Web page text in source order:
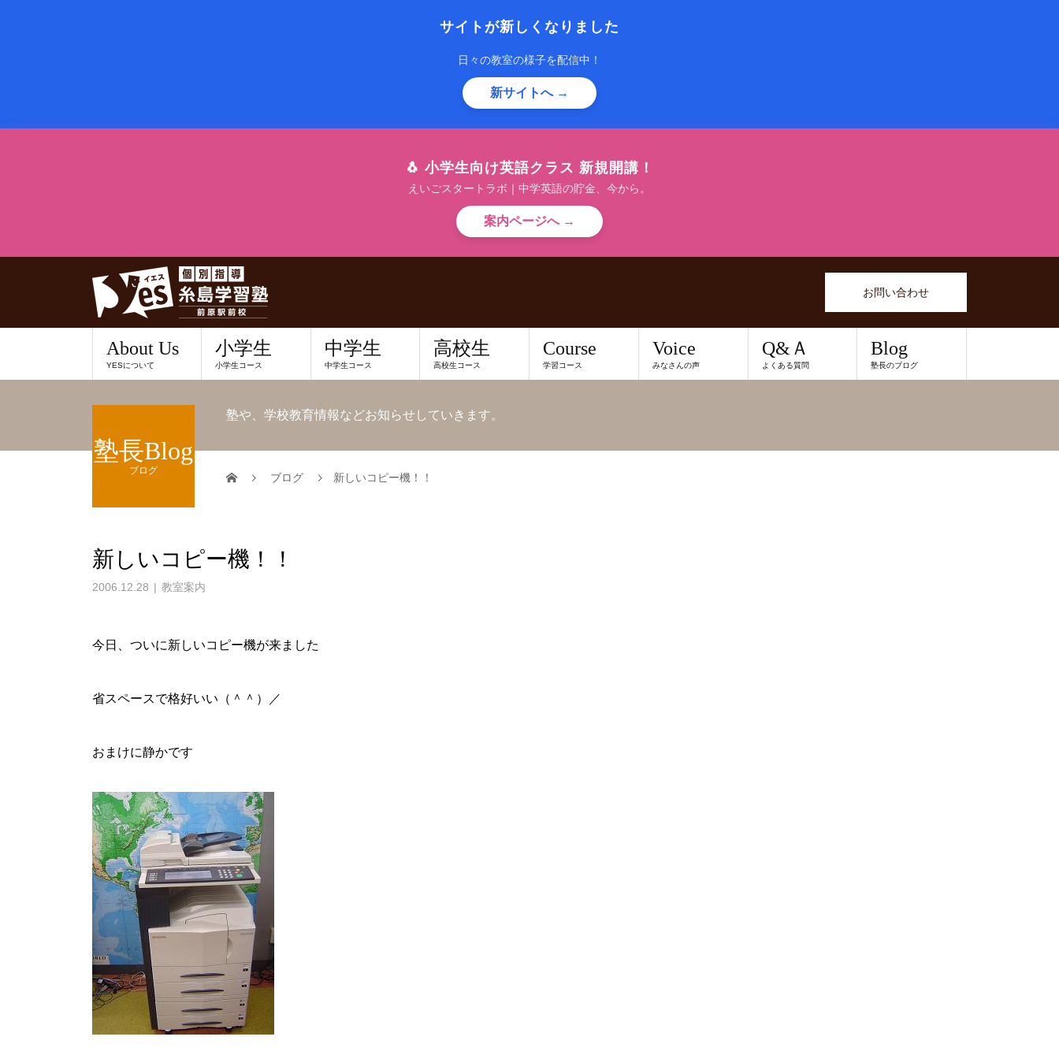
サイトが新しくなりました
日々の教室の様子を配信中！
新サイトへ →
🐧 小学生向け英語クラス 新規開講！
えいごスタートラボ｜中学英語の貯金、今から。
案内ページへ →
お問い合わせ
About Us
YESについて
小学生
小学生コース
中学生
中学生コース
高校生
高校生コース
Course
学習コース
Voice
みなさんの声
Q&Ａ
よくある質問
Blog
塾長のブログ
塾長Blog
ブログ
塾や、学校教育情報などお知らせしていきます。
ブログ 新しいコピー機！！
新しいコピー機！！
2006.12.28 教室案内
今日、ついに新しいコピー機が来ました
省スペースで格好いい（＾＾）／
おまけに静かです